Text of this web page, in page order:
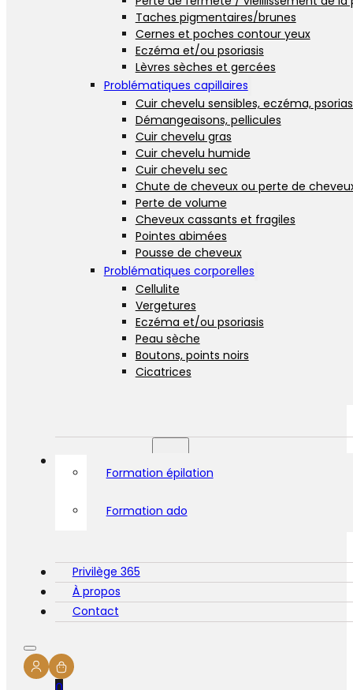
Taches pigmentaires/brunes
Cernes et poches contour yeux
Eczéma et/ou psoriasis
Lèvres sèches et gercées
Problématiques capillaires
Cuir chevelu sensibles, eczéma,
Démangeaisons, pellicules
Cuir chevelu gras
Cuir chevelu humide
Cuir chevelu sec
Chute de cheveux ou perte de
Perte de volume
Cheveux cassants et fragiles
Pointes abimées
Pousse de cheveux
Problématiques corporelles
Cellulite
Vergetures
Eczéma et/ou psoriasis
Peau sèche
Boutons, points noirs
Cicatrices
Formation épilation
Formation ado
Privilège 365
À propos
Contact